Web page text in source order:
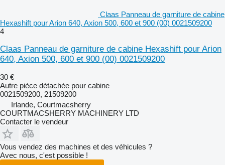
Claas Panneau de garniture de cabine
Hexashift pour Arion 640, Axion 500, 600 et 900 (00) 0021509200
4
Claas Panneau de garniture de cabine Hexashift pour Arion
640, Axion 500, 600 et 900 (00) 0021509200
30 €
Autre pièce détachée pour cabine
0021509200, 21509200
Irlande, Courtmacsherry
COURTMACSHERRY MACHINERY LTD
Contacter le vendeur
Vous vendez des machines et des véhicules ?
Avec nous, c'est possible !